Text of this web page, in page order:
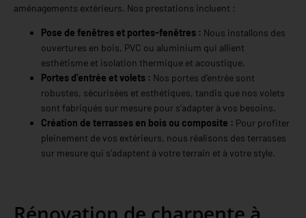
aménagements extérieurs. Nos prestations incluent :
Pose de fenêtres et portes-fenêtres : Nous installons des
ouvertures en bois, PVC ou aluminium qui allient
esthétisme et isolation thermique et acoustique.
Portes d’entrée et volets : Nos portes d’entrée sont
robustes, sécurisées et esthétiques, tandis que nos volets
sont fabriqués sur mesure pour s’adapter à vos besoins.
Création de terrasses en bois ou composite : Pour profiter
pleinement de vos extérieurs, nous réalisons des terrasses
sur mesure qui s’adaptent à votre terrain et à votre style.